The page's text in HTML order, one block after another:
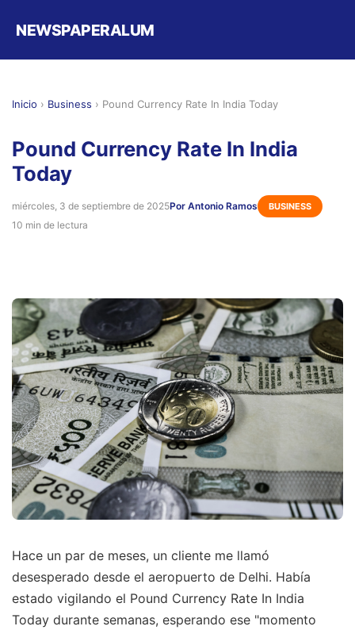
NEWSPAPERALUM
Inicio › Business › Pound Currency Rate In India Today
Pound Currency Rate In India
Today
miércoles, 3 de septiembre de 2025Por Antonio Ramos BUSINESS
10 min de lectura
Hace un par de meses, un cliente me llamó
desesperado desde el aeropuerto de Delhi. Había
estado vigilando el Pound Currency Rate In India
Today durante semanas, esperando ese "momento